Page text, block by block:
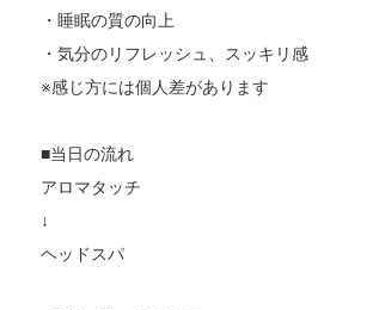
・睡眠の質の向上
・気分のリフレッシュ、スッキリ感
※感じ方には個人差があります
■当日の流れ
アロマタッチ
↓
ヘッドスパ